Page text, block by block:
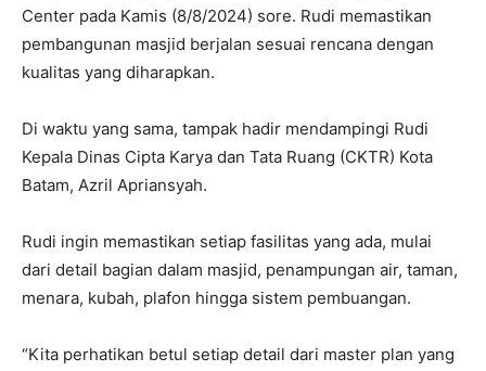
Center pada Kamis (8/8/2024) sore. Rudi memastikan
pembangunan masjid berjalan sesuai rencana dengan
kualitas yang diharapkan.
Di waktu yang sama, tampak hadir mendampingi Rudi
Kepala Dinas Cipta Karya dan Tata Ruang (CKTR) Kota
Batam, Azril Apriansyah.
Rudi ingin memastikan setiap fasilitas yang ada, mulai
dari detail bagian dalam masjid, penampungan air, taman,
menara, kubah, plafon hingga sistem pembuangan.
“Kita perhatikan betul setiap detail dari master plan yang